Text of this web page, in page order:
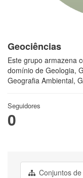
Geociências
Este grupo armazena
domínio de Geologia,
Geografia Ambiental,
Seguidores
0
Conjuntos